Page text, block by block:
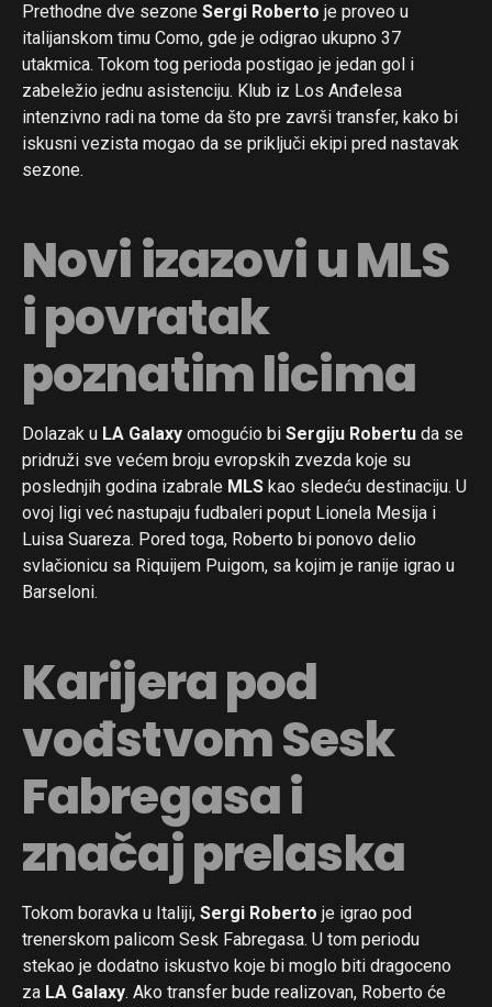
Prethodne dve sezone Sergi Roberto je proveo u
italijanskom timu Como, gde je odigrao ukupno 37
utakmica. Tokom tog perioda postigao je jedan gol i
zabeležio jednu asistenciju. Klub iz Los Anđelesa
intenzivno radi na tome da što pre završi transfer, kako bi
iskusni vezista mogao da se priključi ekipi pred nastavak
sezone.
Novi izazovi u MLS
i povratak
poznatim licima
Dolazak u LA Galaxy omogućio bi Sergiju Robertu da se
pridruži sve većem broju evropskih zvezda koje su
poslednjih godina izabrale MLS kao sledeću destinaciju. U
ovoj ligi već nastupaju fudbaleri poput Lionela Mesija i
Luisa Suareza. Pored toga, Roberto bi ponovo delio
svlačionicu sa Riquijem Puigom, sa kojim je ranije igrao u
Barseloni.
Karijera pod
vođstvom Sesk
Fabregasa i
značaj prelaska
Tokom boravka u Italiji, Sergi Roberto je igrao pod
trenerskom palicom Sesk Fabregasa. U tom periodu
stekao je dodatno iskustvo koje bi moglo biti dragoceno
za LA Galaxy. Ako transfer bude realizovan, Roberto će